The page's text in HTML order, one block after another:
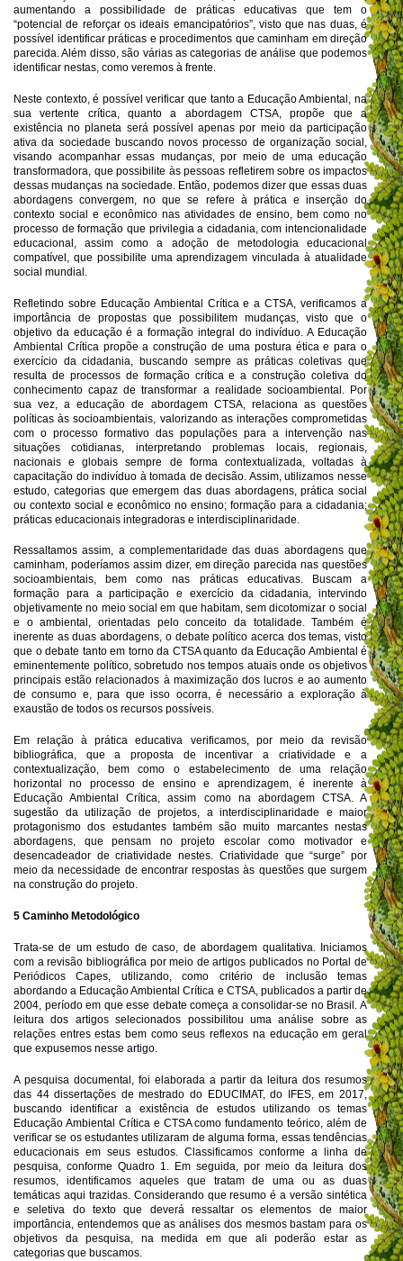
aumentando a possibilidade de práticas educativas que tem o
“potencial de reforçar os ideais emancipatórios”, visto que nas duas, é
possível identificar práticas e procedimentos que caminham em direção
parecida. Além disso, são várias as categorias de análise que podemos
identificar nestas, como veremos à frente.
Neste contexto, é possível verificar que tanto a Educação Ambiental, na
sua vertente crítica, quanto a abordagem CTSA, propõe que a
existência no planeta será possível apenas por meio da participação
ativa da sociedade buscando novos processo de organização social,
visando acompanhar essas mudanças, por meio de uma educação
transformadora, que possibilite às pessoas refletirem sobre os impactos
dessas mudanças na sociedade. Então, podemos dizer que essas duas
abordagens convergem, no que se refere à prática e inserção do
contexto social e econômico nas atividades de ensino, bem como no
processo de formação que privilegia a cidadania, com intencionalidade
educacional, assim como a adoção de metodologia educacional
compatível, que possibilite uma aprendizagem vinculada à atualidade
social mundial.
Refletindo sobre Educação Ambiental Crítica e a CTSA, verificamos a
importância de propostas que possibilitem mudanças, visto que o
objetivo da educação é a formação integral do indivíduo. A Educação
Ambiental Crítica propõe a construção de uma postura ética e para o
exercício da cidadania, buscando sempre as práticas coletivas que
resulta de processos de formação crítica e a construção coletiva do
conhecimento capaz de transformar a realidade socioambiental. Por
sua vez, a educação de abordagem CTSA, relaciona as questões
políticas às socioambientais, valorizando as interações comprometidas
com o processo formativo das populações para a intervenção nas
situações cotidianas, interpretando problemas locais, regionais,
nacionais e globais sempre de forma contextualizada, voltadas à
capacitação do indivíduo à tomada de decisão. Assim, utilizamos nesse
estudo, categorias que emergem das duas abordagens, prática social
ou contexto social e econômico no ensino; formação para a cidadania;
práticas educacionais integradoras e interdisciplinaridade.
Ressaltamos assim, a complementaridade das duas abordagens que
caminham, poderíamos assim dizer, em direção parecida nas questões
socioambientais, bem como nas práticas educativas. Buscam a
formação para a participação e exercício da cidadania, intervindo
objetivamente no meio social em que habitam, sem dicotomizar o social
e o ambiental, orientadas pelo conceito da totalidade. Também é
inerente as duas abordagens, o debate político acerca dos temas, visto
que o debate tanto em torno da CTSA quanto da Educação Ambiental é
eminentemente político, sobretudo nos tempos atuais onde os objetivos
principais estão relacionados à maximização dos lucros e ao aumento
de consumo e, para que isso ocorra, é necessário a exploração à
exaustão de todos os recursos possíveis.
Em relação à prática educativa verificamos, por meio da revisão
bibliográfica, que a proposta de incentivar a criatividade e a
contextualização, bem como o estabelecimento de uma relação
horizontal no processo de ensino e aprendizagem, é inerente à
Educação Ambiental Crítica, assim como na abordagem CTSA. A
sugestão da utilização de projetos, a interdisciplinaridade e maior
protagonismo dos estudantes também são muito marcantes nestas
abordagens, que pensam no projeto escolar como motivador e
desencadeador de criatividade nestes. Criatividade que “surge” por
meio da necessidade de encontrar respostas às questões que surgem
na construção do projeto.
5 Caminho Metodológico
Trata-se de um estudo de caso, de abordagem qualitativa. Iniciamos
com a revisão bibliográfica por meio de artigos publicados no Portal de
Periódicos Capes, utilizando, como critério de inclusão temas
abordando a Educação Ambiental Crítica e CTSA, publicados a partir de
2004, período em que esse debate começa a consolidar-se no Brasil. A
leitura dos artigos selecionados possibilitou uma análise sobre as
relações entres estas bem como seus reflexos na educação em geral
que expusemos nesse artigo.
A pesquisa documental, foi elaborada a partir da leitura dos resumos
das 44 dissertações de mestrado do EDUCIMAT, do IFES, em 2017,
buscando identificar a existência de estudos utilizando os temas
Educação Ambiental Crítica e CTSA como fundamento teórico, além de
verificar se os estudantes utilizaram de alguma forma, essas tendências
educacionais em seus estudos. Classificamos conforme a linha de
pesquisa, conforme Quadro 1. Em seguida, por meio da leitura dos
resumos, identificamos aqueles que tratam de uma ou as duas
temáticas aqui trazidas. Considerando que resumo é a versão sintética
e seletiva do texto que deverá ressaltar os elementos de maior
importância, entendemos que as análises dos mesmos bastam para os
objetivos da pesquisa, na medida em que ali poderão estar as
categorias que buscamos.